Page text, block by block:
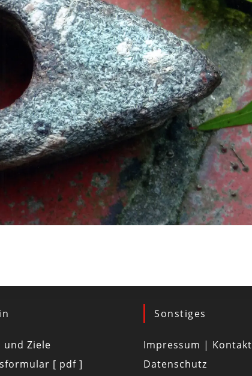
und Ziele
[ pdf ]
Sonstiges
Impressum | Kontakt
Datenschutz